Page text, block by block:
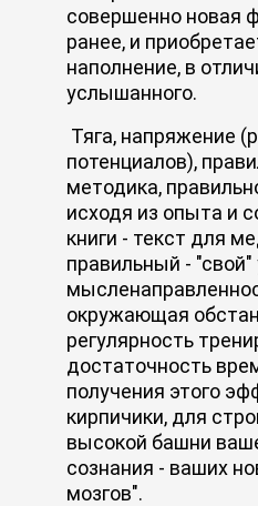
совершенно новая
ранее, и
наполнение, в
услышанного.
Тяга, напряжение
потенциалов),
методика,
исходя из опыта и
книги - текст для
правильный - "свой"
окружающая
регулярность
достаточность
получения этого
кирпичики, для
высокой башни
сознания - ваших
мозгов".